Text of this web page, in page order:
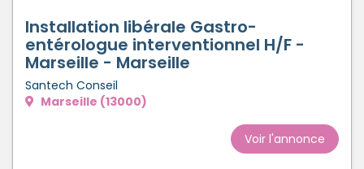
Installation libérale Gastro-
entérologue interventionnel H/F -
Marseille - Marseille
Santech Conseil
Marseille (13000)
Voir l'annonce